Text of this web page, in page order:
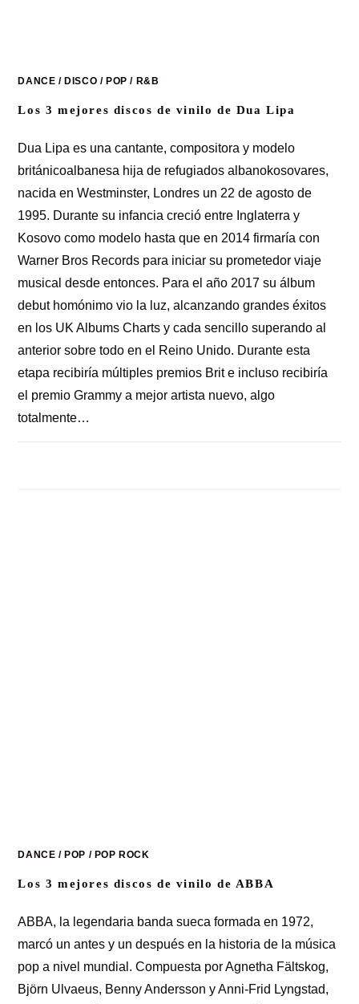
DANCE / DISCO / POP / R&B
Los 3 mejores discos de vinilo de Dua Lipa
Dua Lipa es una cantante, compositora y modelo
británicoalbanesa hija de refugiados albanokosovares,
nacida en Westminster, Londres un 22 de agosto de
1995. Durante su infancia creció entre Inglaterra y
Kosovo como modelo hasta que en 2014 firmaría con
Warner Bros Records para iniciar su prometedor viaje
musical desde entonces. Para el año 2017 su álbum
debut homónimo vio la luz, alcanzando grandes éxitos
en los UK Albums Charts y cada sencillo superando al
anterior sobre todo en el Reino Unido. Durante esta
etapa recibiría múltiples premios Brit e incluso recibiría
el premio Grammy a mejor artista nuevo, algo
totalmente…
DANCE / POP / POP ROCK
Los 3 mejores discos de vinilo de ABBA
ABBA, la legendaria banda sueca formada en 1972,
marcó un antes y un después en la historia de la música
pop a nivel mundial. Compuesta por Agnetha Fältskog,
Björn Ulvaeus, Benny Andersson y Anni-Frid Lyngstad,